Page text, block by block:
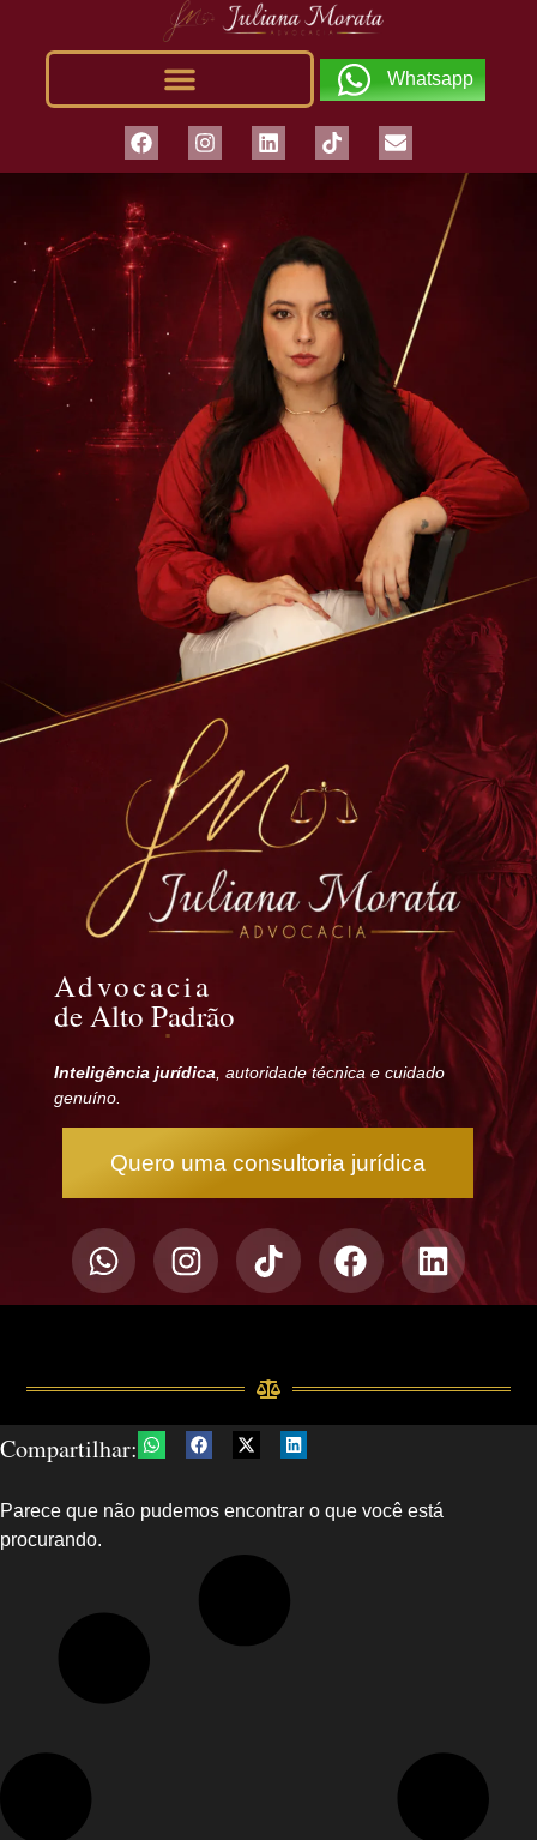
Whatsapp
Advocacia
de Alto Padrão
Inteligência jurídica , autoridade técnica e cuidado
genuíno.
Quero uma consultoria jurídica
Compartilhar:
Parece que não pudemos encontrar o que você está
procurando.